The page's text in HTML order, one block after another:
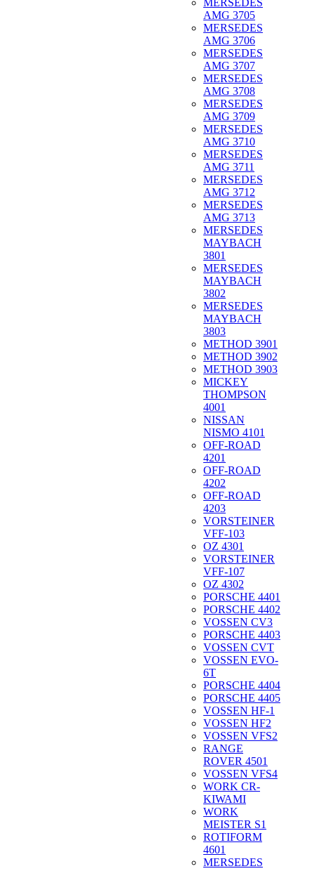
MERSEDES
AMG 3705
MERSEDES
AMG 3706
MERSEDES
AMG 3707
MERSEDES
AMG 3708
MERSEDES
AMG 3709
MERSEDES
AMG 3710
MERSEDES
AMG 3711
MERSEDES
AMG 3712
MERSEDES
AMG 3713
MERSEDES
MAYBACH
3801
MERSEDES
MAYBACH
3802
MERSEDES
MAYBACH
3803
METHOD 3901
METHOD 3902
METHOD 3903
MICKEY
THOMPSON
4001
NISSAN
NISMO 4101
OFF-ROAD
4201
OFF-ROAD
4202
OFF-ROAD
4203
VORSTEINER
VFF-103
OZ 4301
VORSTEINER
VFF-107
OZ 4302
PORSCHE 4401
PORSCHE 4402
VOSSEN CV3
PORSCHE 4403
VOSSEN CVT
VOSSEN EVO-
6T
PORSCHE 4404
PORSCHE 4405
VOSSEN HF-1
VOSSEN HF2
VOSSEN VFS2
RANGE
ROVER 4501
VOSSEN VFS4
WORK CR-
KIWAMI
WORK
MEISTER S1
ROTIFORM
4601
MERSEDES